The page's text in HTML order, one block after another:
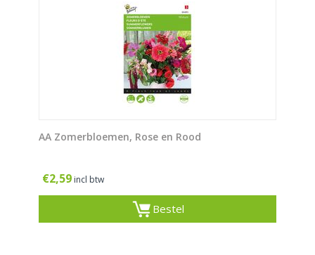
AA Zomerbloemen, Rose en Rood
€2,59 incl btw
Bestel